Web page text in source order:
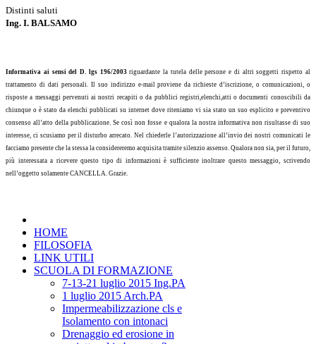
Distinti saluti
Ing. I. BALSAMO
Informativa ai sensi del D. lgs 196/2003riguardante la tutela delle persone e di altri soggetti rispetto al
trattamento di dati personali. Il suo indirizzo e-mail proviene da richieste d’iscrizione, o comunicazioni, o
risposte a messaggi pervenuti ai nostri recapiti o da pubblici registri,elenchi,atti o documenti conoscibili da
chiunque o è stato da elenchi pubblicati su internet dove riteniamo vi sia stato un suo esplicito e preventivo
consenso all’atto della pubblicazione. Se così non fosse e qualora la nostra informativa non risultasse di suo
interesse, ci scusiamo per il disturbo arrecato. Nel chiederle l’autorizzazione all’invio dei nostri comunicati le
facciamo presente che la stessa la considereremo acquisita tramite silenzio assenso. Qualora non sia, per il futuro,
più interessata a ricevere questo tipo di informazioni è sufficiente inoltrare questo messaggio, scrivendo
nell’oggetto solamente CANCELLA. Grazie.
HOME
FILOSOFIA
LINK UTILI
SCUOLA DI FORMAZIONE
7-13-21 luglio 2015 Ing.PA
1 luglio 2015 Arch.PA
Impermeabilizzazione cls e
Isolamento con intonaci
Drenaggio ed erosione in